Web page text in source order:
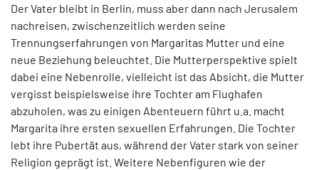
Der Vater bleibt in Berlin, muss aber dann nach Jerusalem
nachreisen, zwischenzeitlich werden seine
Trennungserfahrungen von Margaritas Mutter und eine
neue Beziehung beleuchtet. Die Mutterperspektive spielt
dabei eine Nebenrolle, vielleicht ist das Absicht, die Mutter
vergisst beispielsweise ihre Tochter am Flughafen
abzuholen, was zu einigen Abenteuern führt u.a. macht
Margarita ihre ersten sexuellen Erfahrungen. Die Tochter
lebt ihre Pubertät aus, während der Vater stark von seiner
Religion geprägt ist. Weitere Nebenfiguren wie der